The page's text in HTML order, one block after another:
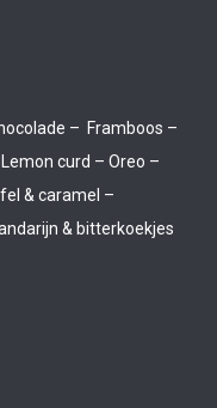
– Framboos –
curd – Oreo –
& caramel –
& bitterkoekjes